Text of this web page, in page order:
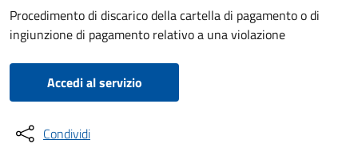
Procedimento di discarico della cartella di pagamento o di
ingiunzione di pagamento relativo a una violazione
Accedi al servizio
Condividi